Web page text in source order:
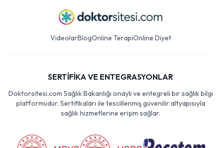
VideolarBlogOnline TerapiOnline Diyet
SERTİFİKA VE ENTEGRASYONLAR
Doktorsitesi.com Sağlık Bakanlığı onaylı ve entegreli bir sağlık bilgi
platformudur. Sertifikaları ile tescillenmiş güvenilir altyapısıyla
sağlık hizmetlerine erişim sağlar.